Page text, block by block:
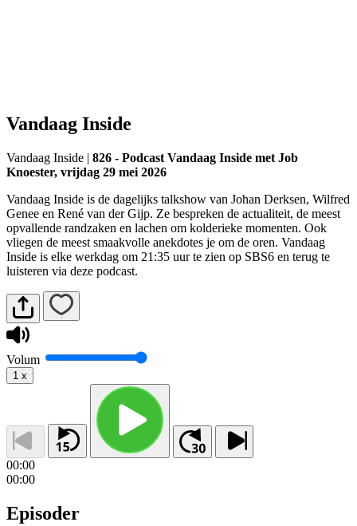
Vandaag Inside
Vandaag Inside | 826 - Podcast Vandaag Inside met Job
Knoester, vrijdag 29 mei 2026
Vandaag Inside is de dagelijks talkshow van Johan Derksen, Wilfred
Genee en René van der Gijp. Ze bespreken de actualiteit, de meest
opvallende randzaken en lachen om kolderieke momenten. Ook
vliegen de meest smaakvolle anekdotes je om de oren. Vandaag
Inside is elke werkdag om 21:35 uur te zien op SBS6 en terug te
luisteren via deze podcast.
Volum
1 x
00:00
00:00
Episoder